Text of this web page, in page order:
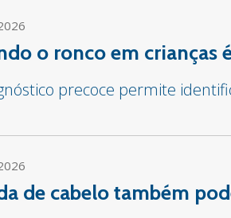
o ronco em crianças
precoce permite
de cabelo também